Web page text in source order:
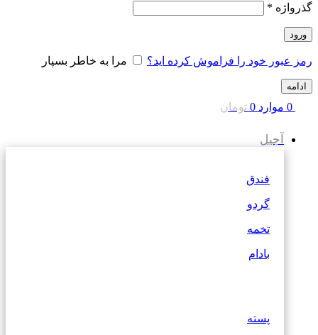
گذرواژه *
ورود
رمز عبور خود را فراموش کرده اید؟ مرا به خاطر بسپار
ادامه
0 موارد 0 تومان
آجیل
فندق
گردو
تخمه
بادام
پسته